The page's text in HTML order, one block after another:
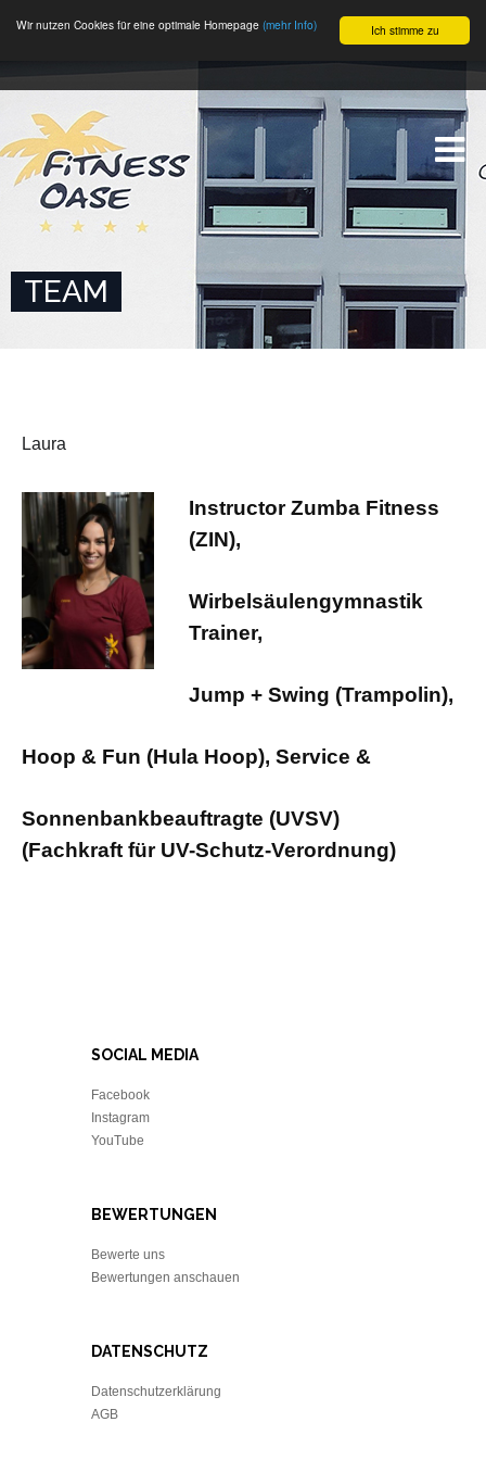
Ich stimme zu
Wir nutzen Cookies für eine optimale Homepage (mehr Info)
TEAM
Laura
Instructor Zumba Fitness
(ZIN),
Wirbelsäulengymnastik
Trainer,
Jump + Swing (Trampolin),
Hoop & Fun (Hula Hoop), Service &
Sonnenbankbeauftragte (UVSV)
(Fachkraft für UV-Schutz-Verordnung)
SOCIAL MEDIA
Facebook
Instagram
YouTube
BEWERTUNGEN
Bewerte uns
Bewertungen anschauen
DATENSCHUTZ
Datenschutzerklärung
AGB